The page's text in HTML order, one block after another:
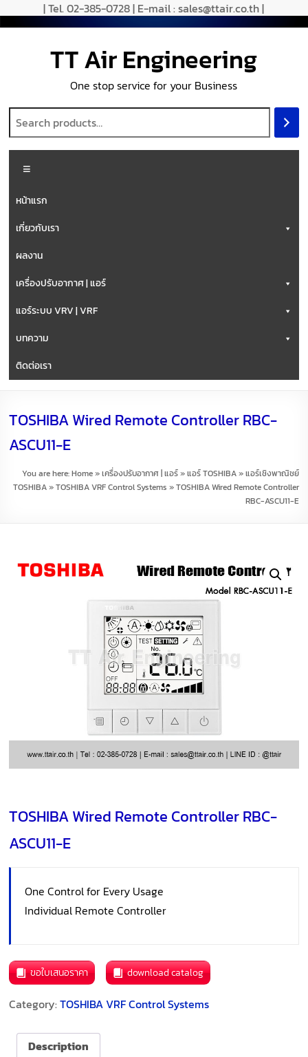
| Tel. 02-385-0728 | E-mail : sales@ttair.co.th |
TT Air Engineering
One stop service for your Business
หน้าแรก
เกี่ยวกับเรา
ผลงาน
เครื่องปรับอากาศ | แอร์
แอร์ระบบ VRV | VRF
บทความ
ติดต่อเรา
TOSHIBA Wired Remote Controller RBC-
ASCU11-E
You are here:Home»เครื่องปรับอากาศ | แอร์»แอร์ TOSHIBA»แอร์เชิงพาณิชย์
TOSHIBA»TOSHIBA VRF Control Systems »TOSHIBA Wired Remote Controller
RBC-ASCU11-E
TOSHIBA Wired Remote Controller RBC-
ASCU11-E
One Control for Every Usage
Individual Remote Controller
ขอใบเสนอราคา download catalog
Category:TOSHIBA VRF Control Systems
Description